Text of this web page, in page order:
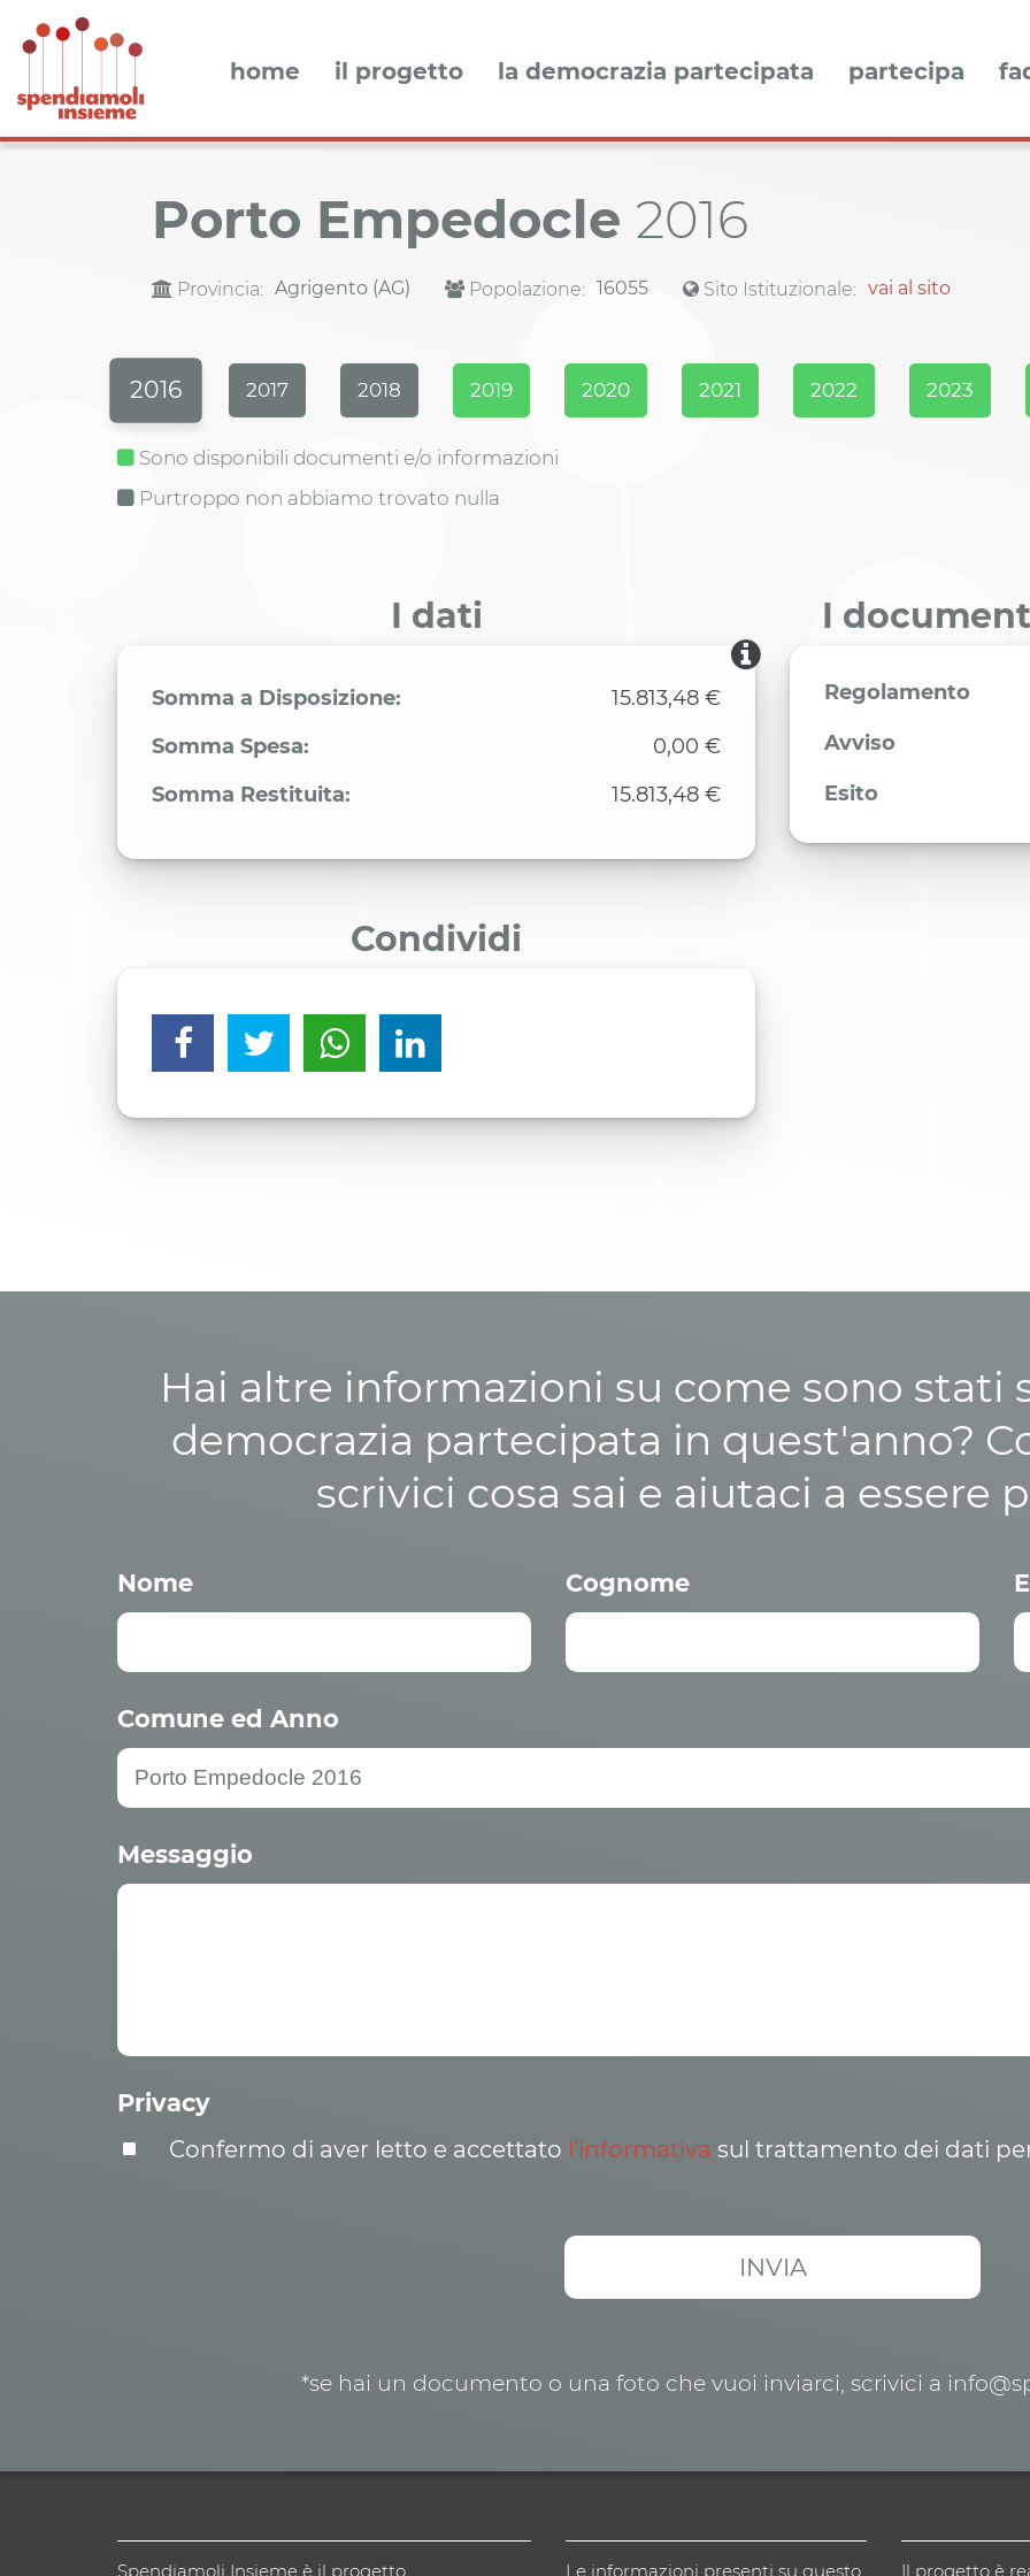
home il progetto la democrazia partecipata partecipa
Porto Empedocle 2016
Provincia: Agrigento (AG) Popolazione: 16055 Sito Istituzionale: vai al sito
2016 2017 2018 2019 2020 2021 2022 2023
Sono disponibili documenti e/o informazioni
Purtroppo non abbiamo trovato nulla
I dati
Somma a Disposizione:
15.813,48 €
Somma Spesa:
0,00 €
Somma Restituita:
15.813,48 €
I
Regolamento
Avviso
Esito
Condividi
Hai altre informazioni su come sono stati
democrazia partecipata in quest'anno?
scrivici cosa sai e aiutaci a essere
Nome Cognome
Comune ed Anno
Messaggio
Privacy
Confermo di aver letto e accettato l’informativa sul trattamento dei dati
*se hai un documento o una foto che vuoi inviarci, scrivici a
Spendiamoli Insieme è il progetto Le informazioni presenti su questo Il progetto è